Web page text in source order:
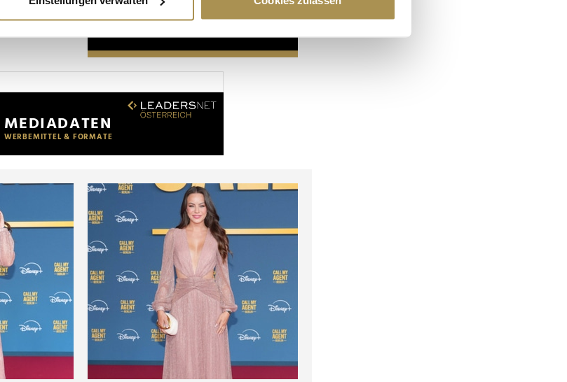
Daten verarbeitet werden, und legen Sie Ihre Präferenzen im
zu personalisieren, Funktionen für soziale Medien anbieten zu können
Werbung und Analysen weiter. Unsere Partner führen diese Informationen
die Sie ihnen bereitgestellt haben oder die sie im Rahmen Ihrer Nutzung